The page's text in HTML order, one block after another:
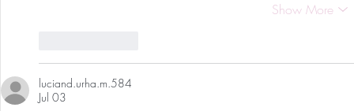
Show More
luciand.urha.m.584
Jul 03